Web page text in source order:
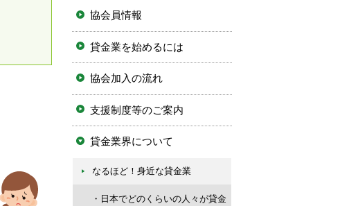
協会員情報
貸金業を始めるには
協会加入の流れ
支援制度等のご案内
貸金業界について
なるほど！身近な貸金業
日本でどのくらいの人々が貸金